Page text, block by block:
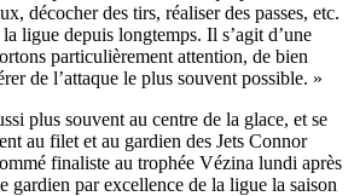
décocher des tirs, réaliser des passes, etc.
ligue depuis longtemps. Il s’agit d’une
particulièrement attention, de bien
de l’attaque le plus souvent possible. »
plus souvent au centre de la glace, et se
au filet et au gardien des Jets Connor
finaliste au trophée Vézina lundi après
gardien par excellence de la ligue la saison